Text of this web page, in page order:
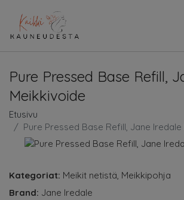
Pure Pressed Base Refill,
Meikkivoide
Etusivu
Pure Pressed Base Refill, Jane
Kategoriat: Meikit netistä Meikkipohja
Brand: Jane Iredale